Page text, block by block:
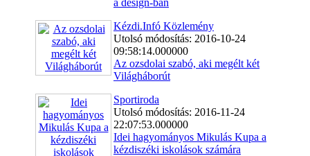
Kézdi.Infó Közlemény
Utolsó módosítás: 2016-10-24
09:58:14.000000
Az ozsdolai szabó, aki megélt két
Világháborút
Sportiroda
Utolsó módosítás: 2016-11-24
22:07:53.000000
Idei hagyományos Mikulás Kupa a
kézdiszéki iskolások számára